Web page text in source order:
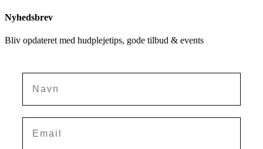
Nyhedsbrev
Bliv opdateret med hudplejetips, gode tilbud & events